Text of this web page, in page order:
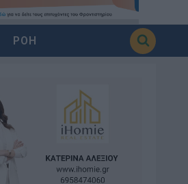
ΡΟΗ